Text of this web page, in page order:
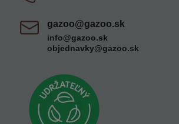
gazoo​@gazoo​.sk
info@gazoo.sk
objednavky@gazoo.sk